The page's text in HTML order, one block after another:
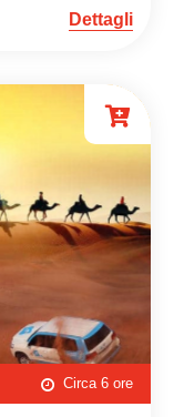
Dettagli
Circa 6 ore